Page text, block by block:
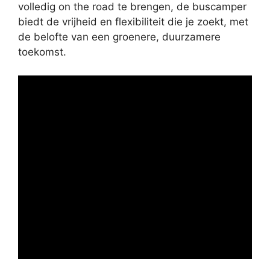
volledig on the road te brengen, de buscamper
biedt de vrijheid en flexibiliteit die je zoekt, met
de belofte van een groenere, duurzamere
toekomst.